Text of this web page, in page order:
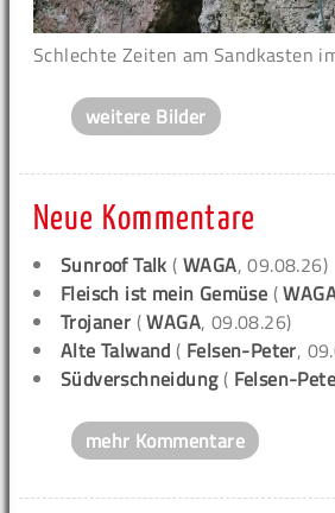
Schlechte Zeiten am Sandkasten
weitere Bilder
Neue Kommentare
Sunroof Talk (WAGA, 09.08.26)
Fleisch ist mein Gemüse (
Trojaner (WAGA, 09.08.26)
Alte Talwand ( Felsen-Peter,
Südverschneidung( Felsen-
mehr Kommentare